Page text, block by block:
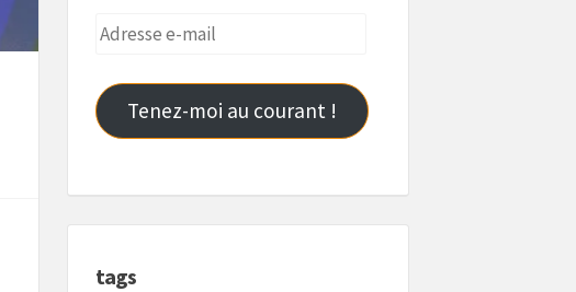
Adresse
mail
Tenez-moi au courant !
tags